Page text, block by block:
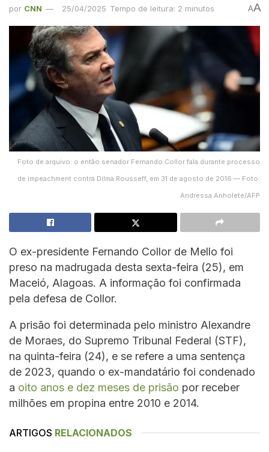
por CNN 25/04/2025 Tempo de leitura: 2 minutos AA
Foto de arquivo: o então senador Fernando Collor fala durante processo
de impeachment contra Dilma Rousseff, em 31 de agosto de 2016 — Foto:
Andressa Anholete/AFP
O ex-presidente Fernando Collor de Mello foi
preso na madrugada desta sexta-feira (25), em
Maceió, Alagoas. A informação foi confirmada
pela defesa de Collor.
A prisão foi determinada pelo ministro Alexandre
de Moraes, do Supremo Tribunal Federal (STF),
na quinta-feira (24), e se refere a uma sentença
de 2023, quando o ex-mandatário foi condenado
a oito anos e dez meses de prisão por receber
milhões em propina entre 2010 e 2014.
ARTIGOS RELACIONADOS